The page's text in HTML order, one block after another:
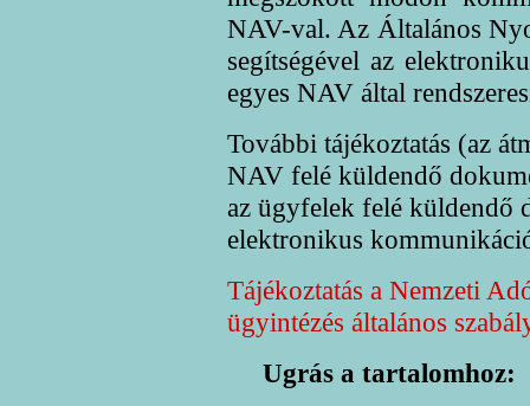
NAV-val. Az Általános
segítségével az
egyes NAV által
További tájékoztatás (az
NAV felé küldendő
az ügyfelek felé küldendő
elektronikus
Tájékoztatás a Nemzeti
ügyintézés általános
Ugrás a tartalomhoz: